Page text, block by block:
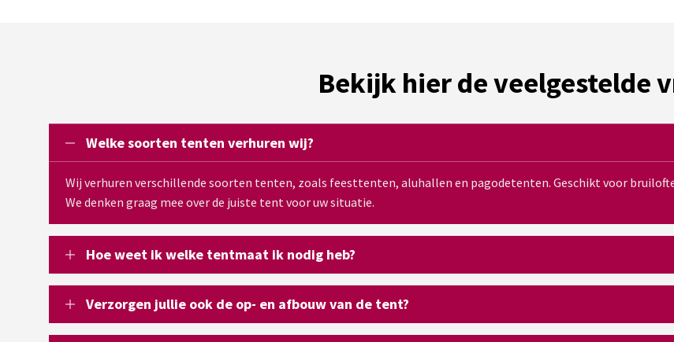
Bekijk hier de veelgestelde
Welke soorten tenten verhuren wij?
Wij verhuren verschillende soorten tenten, zoals feesttenten, aluhallen en pagodetenten. Geschikt voor
We denken graag mee over de juiste tent voor uw situatie.
Hoe weet ik welke tentmaat ik nodig heb?
Verzorgen jullie ook de op- en afbouw van de tent?